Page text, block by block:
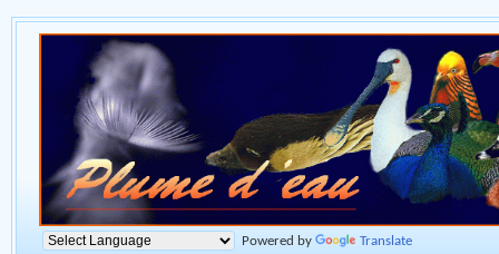
Powered by Translate